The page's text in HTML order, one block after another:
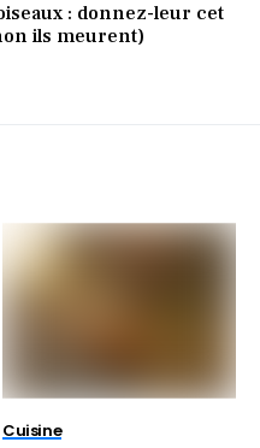
: donnez-leur cet
ils meurent)
Cuisine